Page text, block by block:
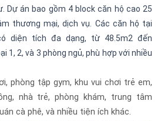
Dự án bao gồm 4 block căn hộ cao 25
thương mại, dịch vụ. Các căn hộ tại
diện tích đa dạng, từ 48.5m2 đến
1, 2, và 3 phòng ngủ, phù hợp với nhiều
phòng tập gym, khu vui chơi trẻ em,
nhà trẻ, phòng khám, trung tâm
cà phê, và nhiều tiện ích khác.